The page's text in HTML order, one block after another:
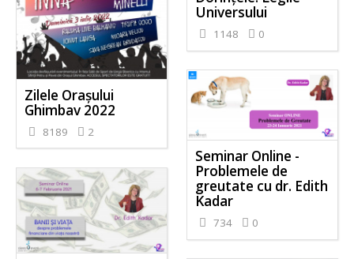
Zilele Orașului
Ghimbav 2022
8189 2
Universului
1148 0
Seminar Online -
Problemele de
greutate cu dr. Edith
Kadar
734 0